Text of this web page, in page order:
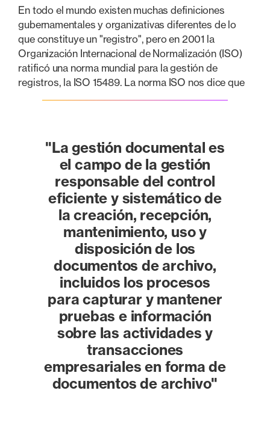
En todo el mundo existen muchas definiciones
gubernamentales y organizativas diferentes de lo
que constituye un "registro", pero en 2001 la
Organización Internacional de Normalización (ISO)
ratificó una norma mundial para la gestión de
registros, la ISO 15489. La norma ISO nos dice que
"La gestión documental es
el campo de la gestión
responsable del control
eficiente y sistemático de
la creación, recepción,
mantenimiento, uso y
disposición de los
documentos de archivo,
incluidos los procesos
para capturar y mantener
pruebas e información
sobre las actividades y
transacciones
empresariales en forma de
documentos de archivo"